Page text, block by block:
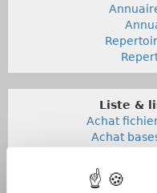
Liste &
Achat
Achat
Liste
Listings
Achat